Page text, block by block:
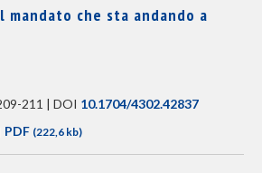
mandato che sta andando a
211 | DOI 10.1704/4302.42837
PDF (222,6 kb)